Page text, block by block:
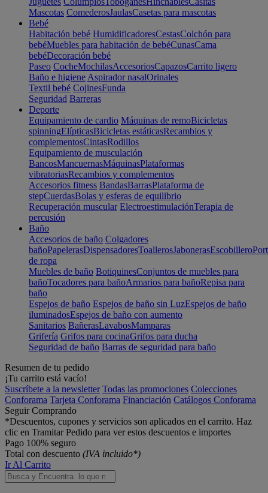
Mascotas ComederosJaulasCasetas para mascotas
Bebé
Habitación bebé HumidificadoresCestasColchón para
bebéMuebles para habitación de bebéCunasCama
bebéDecoración bebé
Paseo CocheMochilasAccesoriosCapazosCarrito ligero
Baño e higiene Aspirador nasalOrinales
Textil bebé CojinesFunda
Seguridad Barreras
Deporte
Equipamiento de cardio Máquinas de remoBicicletas
spinningElípticasBicicletas estáticasRecambios y
complementosCintasRodillos
Equipamiento de musculación
BancosMancuernasMáquinasPlataformas
vibratoriasRecambios y complementos
Accesorios fitness BandasBarrasPlataforma de
stepCuerdasBolas y esferas de equilibrio
Recuperación muscular ElectroestimulaciónTerapia de
percusión
Baño
Accesorios de baño Colgadores
bañoPapelerasDispensadoresToallerosJabonerasEscobillero
de ropa
Muebles de baño BotiquinesConjuntos de muebles para
bañoTocadores para bañoArmarios para bañoRepisa para
baño
Espejos de baño Espejos de baño sin LuzEspejos de baño
iluminadosEspejos de baño con aumento
Sanitarios BañerasLavabosMamparas
Grifería Grifos para cocinaGrifos para ducha
Seguridad de baño Barras de seguridad para baño
Resumen de tu pedido
¡Tu carrito está vacío!
Suscríbete a la newsletter Todas las promociones Colecciones
Conforama Tarjeta Conforama Financiación Catálogos Conforama
Seguir Comprando
*Descuentos, cupones y servicios son aplicados en el carrito. Haz
clic en Tramitar Pedido para ver estos descuentos e importes
Pago 100% seguro
Total con descuento (IVA incluido*)
Ir Al Carrito